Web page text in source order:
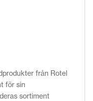
från Rotel
för sin
sortiment